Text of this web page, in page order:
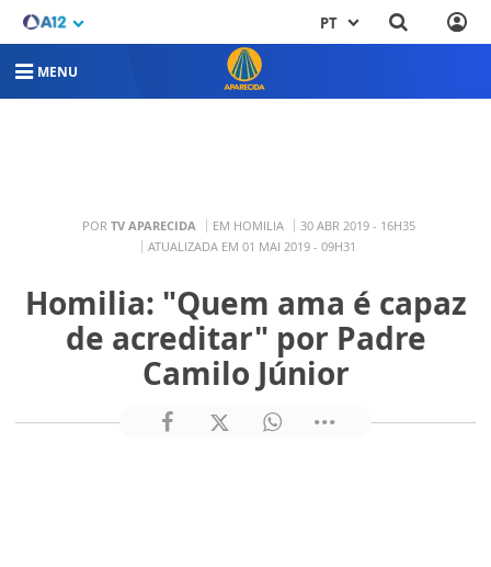
PT
MENU
POR TV APARECIDA EM HOMILIA
30 ABR 2019 - 16H35
ATUALIZADA EM 01 MAI 2019 - 09H31
Homilia: "Quem ama é capaz
de acreditar" por Padre
Camilo Júnior